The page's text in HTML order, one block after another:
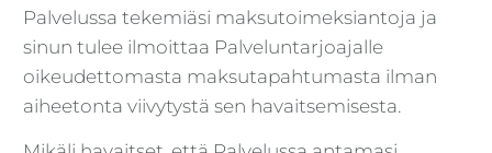
Palvelussa tekemiäsi maksutoimeksiantoja ja
sinun tulee ilmoittaa Palveluntarjoajalle
oikeudettomasta maksutapahtumasta ilman
aiheetonta viivytystä sen havaitsemisesta.